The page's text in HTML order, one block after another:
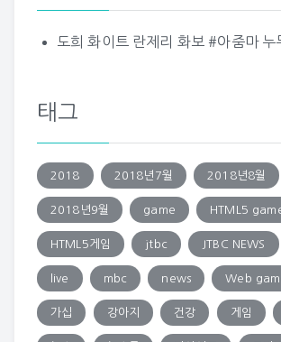
도희 화이트 란제리 화보 #아줌마 누
태그
2018 2018년7월 2018년8월
2018년9월 game HTML5
HTML5게임 jtbc JTBC NEWS
live mbc news Web
가십 강아지 건강 게임